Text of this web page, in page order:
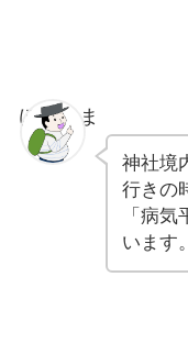
ぽちゃま
神社境
行きの
「病
います。